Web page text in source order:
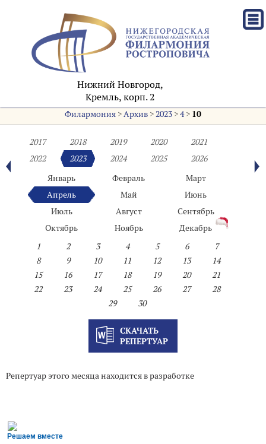
Нижний Новгород,
Кремль, корп. 2
Филармония>Архив>2023>4> 10
2017 2018 2019 2020
2021
2022
2023 2024 2025
2026
Январь
Февраль
Март
Апрель
Май
Июнь
Июль
Август
Сентябрь
Октябрь
Ноябрь
Декабрь
1
2 3 4 5 6
7
8
9 10 11 12 13
14
15
16 17 18 19 20
21
22
23 24 25 26 27
28
29
30
СКАЧАТЬ
РЕПЕРТУАР
Репертуар этого месяца находится в разработке
Решаем вместе